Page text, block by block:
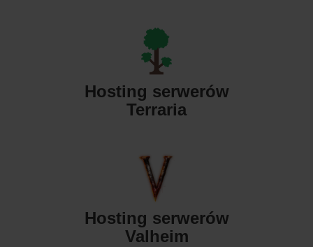
Hosting serwerów
Terraria
Hosting serwerów
Valheim